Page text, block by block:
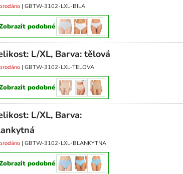
| GBTW-3102-LXL-BILA
podobné
L/XL, Barva: tělová
| GBTW-3102-LXL-TELOVA
podobné
L/XL, Barva:
| GBTW-3102-LXL-BLANKYTNA
podobné